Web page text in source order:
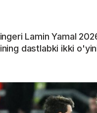
Lamin Yamal
dastlabki ikki